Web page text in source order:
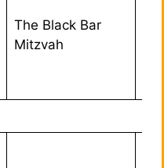
The Black Bar
Mitzvah